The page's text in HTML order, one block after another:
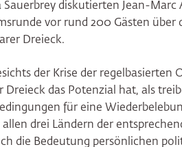
Sauerbrey diskutierten Jean-
vor rund 200 Gästen über
Dreieck.
der Krise der regelbasierten
Dreieck das Potenzial hat, als
für eine
drei Ländern der
die Bedeutung persönlichen